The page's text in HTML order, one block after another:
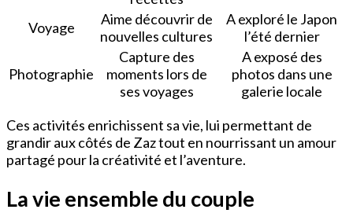
Voyage
Aime découvrir de
nouvelles cultures
A exploré le Japon
l’été dernier
Photographie
Capture des
moments lors de
ses voyages
A exposé des
photos dans une
galerie locale
Ces activités enrichissent sa vie, lui permettant de
grandir aux côtés de Zaz tout en nourrissant un amour
partagé pour la créativité et l’aventure.
La vie ensemble du couple